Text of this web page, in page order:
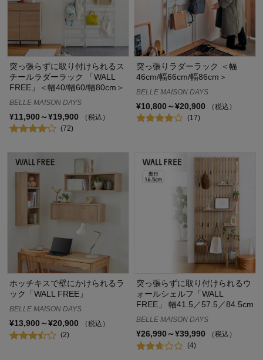
突っ張らずに取り付けられるス
チールラダーラック 「WALL
FREE」＜幅40/幅60/幅80cm＞
BELLE MAISON DAYS
¥11,900～¥19,900
（税込）
(72)
突っ張りラダーラック ＜幅
46cm/幅66cm/幅86cm＞
BELLE MAISON DAYS
¥10,800～¥20,900
（税込）
(17)
ホッチキスで壁にかけられるラ
ック「WALL FREE」
BELLE MAISON DAYS
¥13,900～¥20,900
（税込）
(2)
突っ張らずに取り付けられるウ
ォールシェルフ「WALL
FREE」 幅41.5／57.5／84.5cm
BELLE MAISON DAYS
¥26,990～¥39,990
（税込）
(4)